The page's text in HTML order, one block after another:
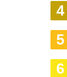
4
5
6